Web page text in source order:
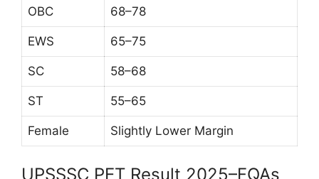
OBC 68–78
EWS 65–75
SC 58–68
ST 55–65
Female Slightly Lower Margin
UPSSSC PET Result 2025–FQAs